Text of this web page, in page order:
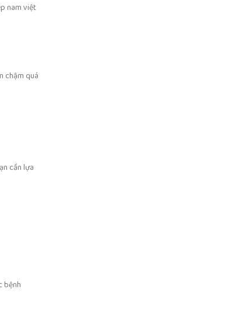
nam việt
chậm quá
cần lựa
bệnh